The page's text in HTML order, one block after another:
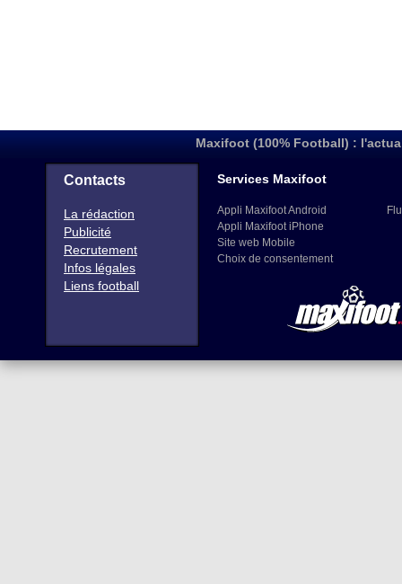
Maxifoot (100% Football) :
Contacts
La rédaction
Publicité
Recrutement
Infos légales
Liens football
Services Maxifoot
Appli Maxifoot Android
Appli Maxifoot iPhone
Site web Mobile
Choix de consentement